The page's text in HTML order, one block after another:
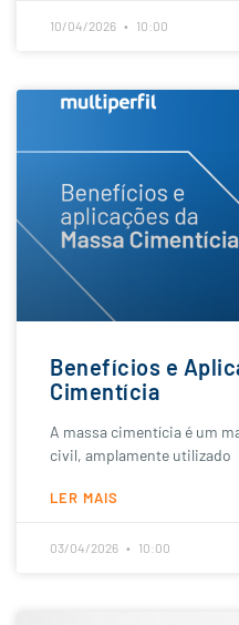
10/04/2026 10:00
Benefícios e
Cimentícia
A massa cimentícia é um
civil, amplamente utilizado
LER MAIS
03/04/2026 10:00